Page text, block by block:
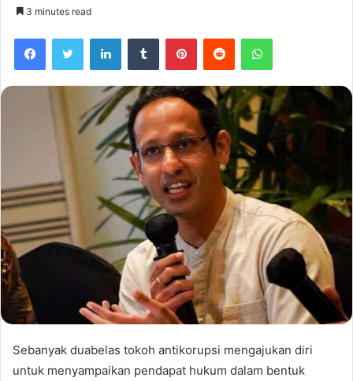
3 minutes read
Sebanyak duabelas tokoh antikorupsi mengajukan diri
untuk menyampaikan pendapat hukum dalam bentuk